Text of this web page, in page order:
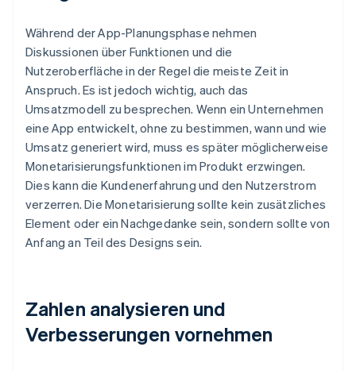
Während der App-Planungsphase nehmen
Diskussionen über Funktionen und die
Nutzeroberfläche in der Regel die meiste Zeit in
Anspruch. Es ist jedoch wichtig, auch das
Umsatzmodell zu besprechen. Wenn ein Unternehmen
eine App entwickelt, ohne zu bestimmen, wann und wie
Umsatz generiert wird, muss es später möglicherweise
Monetarisierungsfunktionen im Produkt erzwingen.
Dies kann die Kundenerfahrung und den Nutzerstrom
verzerren. Die Monetarisierung sollte kein zusätzliches
Element oder ein Nachgedanke sein, sondern sollte von
Anfang an Teil des Designs sein.
Zahlen analysieren und
Verbesserungen vornehmen